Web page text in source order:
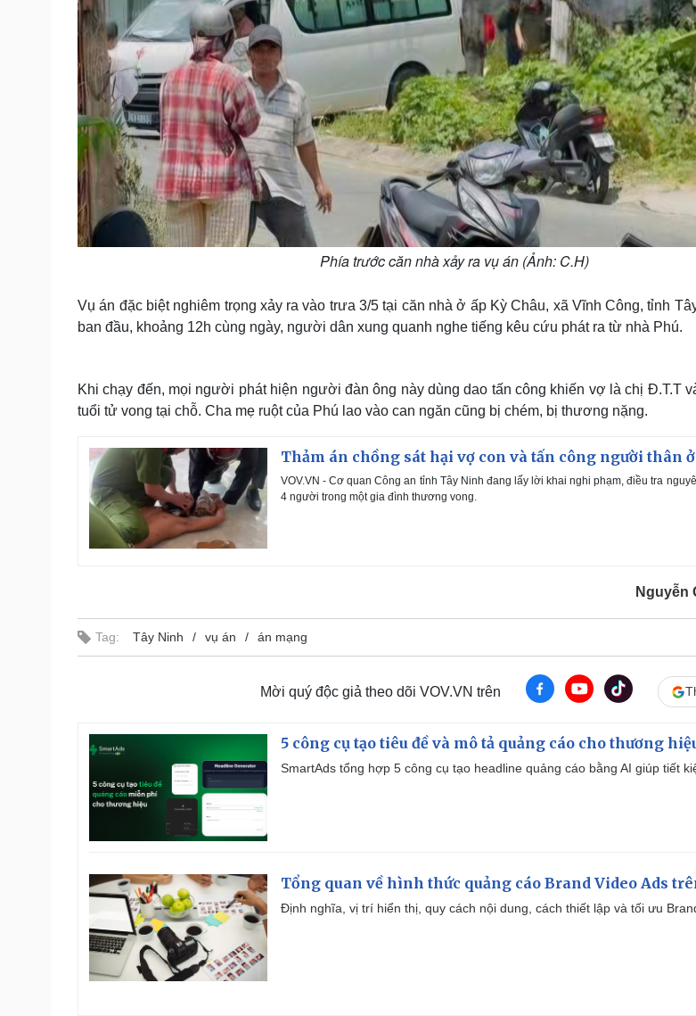
Phía trước căn nhà xảy ra vụ án (Ảnh: C.H)
Vụ án đặc biệt nghiêm trọng xảy ra vào trưa 3/5 tại căn nhà ở ấp Kỳ Châu, xã Vĩnh Công, tỉnh
ban đầu, khoảng 12h cùng ngày, người dân xung quanh nghe tiếng kêu cứu phát ra từ nhà Phú.
Khi chạy đến, mọi người phát hiện người đàn ông này dùng dao tấn công khiến vợ là chị Đ.T.T
tuổi tử vong tại chỗ. Cha mẹ ruột của Phú lao vào can ngăn cũng bị chém, bị thương nặng.
Thảm án chồng sát hại vợ con và tấn công người thân
VOV.VN - Cơ quan Công an tỉnh Tây Ninh đang lấy lời khai nghi phạm, điều tra
4 người trong một gia đình thương vong.
Nguyễn
Tag: Tây Ninh vụ án án mạng
Mời quý độc giả theo dõi VOV.VN trên
5 công cụ tạo tiêu đề và mô tả quảng cáo cho thương
SmartAds tổng hợp 5 công cụ tạo headline quảng cáo bằng AI giúp tiết
Tổng quan về hình thức quảng cáo Brand Video Ads
Định nghĩa, vị trí hiển thị, quy cách nội dung, cách thiết lập và tối ưu